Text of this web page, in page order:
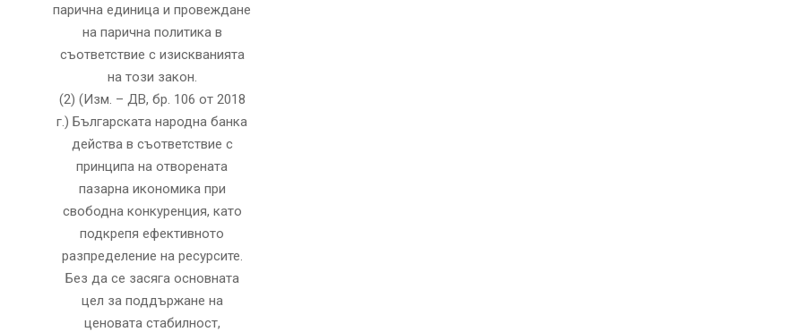
парична единица и провеждане
на парична политика в
съответствие с изискванията
на този закон.
(2) (Изм. – ДВ, бр. 106 от 2018
г.) Българската народна банка
действа в съответствие с
принципа на отворената
пазарна икономика при
свободна конкуренция, като
подкрепя ефективното
разпределение на ресурсите.
Без да се засяга основната
цел за поддържане на
ценовата стабилност,